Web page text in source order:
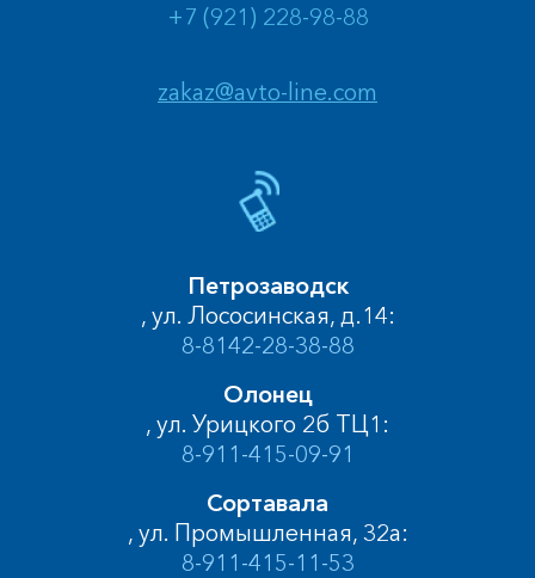
zakaz@avto-line.com
+7 (921) 228-98-88
Петрозаводск
, ул. Лососинская, д.14:
8-8142-28-38-88
Олонец
, ул. Урицкого 2б ТЦ1:
8-911-415-09-91
Сортавала
, ул. Промышленная, 32а:
8-911-415-11-53